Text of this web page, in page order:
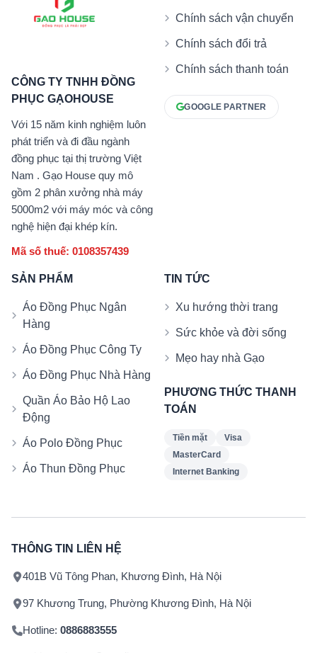
CÔNG TY TNHH ĐỒNG
PHỤC GẠOHOUSE
Với 15 năm kinh nghiệm luôn
phát triển và đi đầu ngành
đồng phục tại thị trường Việt
Nam . Gạo House quy mô
gồm 2 phân xưởng nhà máy
5000m2 với máy móc và công
nghệ hiện đại khép kín.
Mã số thuế: 0108357439
Chính sách vận chuyển
Chính sách đổi trả
Chính sách thanh toán
GOOGLE PARTNER
SẢN PHẨM
Áo Đồng Phục Ngân
Hàng
Áo Đồng Phục Công Ty
Áo Đồng Phục Nhà Hàng
Quần Áo Bảo Hộ Lao
Động
Áo Polo Đồng Phục
Áo Thun Đồng Phục
TIN TỨC
Xu hướng thời trang
Sức khỏe và đời sống
Mẹo hay nhà Gạo
PHƯƠNG THỨC THANH
TOÁN
Tiền mặt
Visa
MasterCard
Internet Banking
THÔNG TIN LIÊN HỆ
401B Vũ Tông Phan, Khương Đình, Hà Nội
97 Khương Trung, Phường Khương Đình, Hà Nội
Hotline: 0886883555